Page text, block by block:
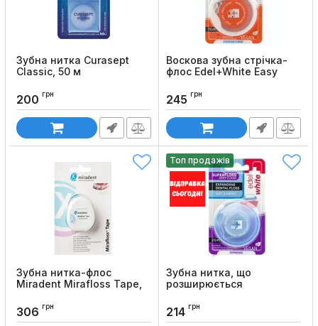
Зубна нитка Curasept
Classic, 50 м
200 грн
Воскова зубна стрічка-
флос Edel+White Easy
Код товару:
245 грн
Зубна нитка-флос
Miradent Mirafloss Tape,
Код товару:
306 грн
Топ продажів
Зубна нитка, що
розширюється
м
Код товару: 116
214 грн